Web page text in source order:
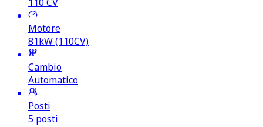
110CV
Motore
81kW (110CV)
Cambio
Automatico
Posti
5 posti